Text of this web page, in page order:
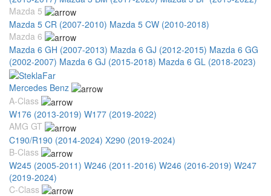
Mazda 5
Mazda 5 CR (2007-2010) Mazda 5 CW (2010-2018)
Mazda 6
Mazda 6 GH (2007-2013) Mazda 6 GJ (2012-2015) Mazda 6 GG
(2002-2007) Mazda 6 GJ (2015-2018) Mazda 6 GL (2018-2023)
Mercedes Benz
A-Class
W176 (2013-2019) W177 (2019-2022)
AMG GT
C190/R190 (2014-2024) X290 (2019-2024)
B-Class
W245 (2005-2011) W246 (2011-2016) W246 (2016-2019) W247
(2019-2024)
C-Class